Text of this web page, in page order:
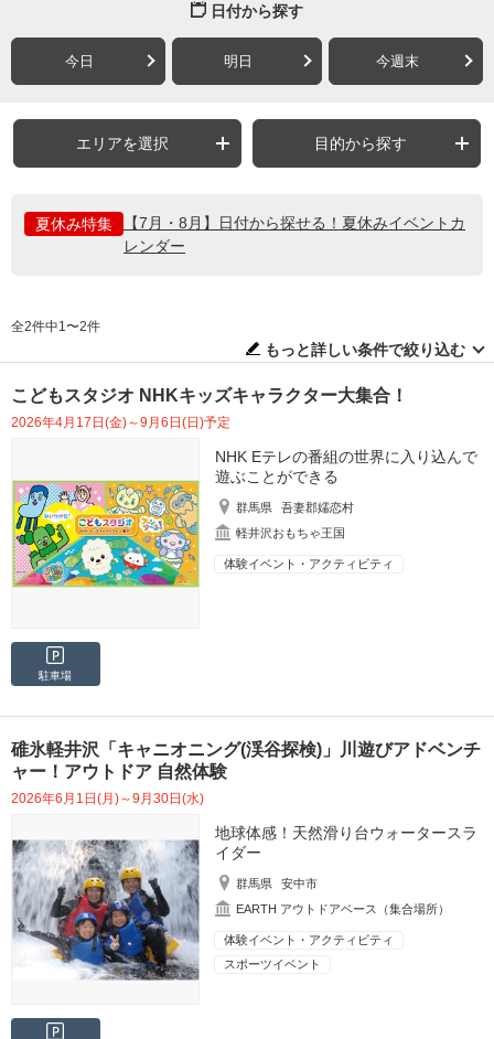
日付から探す
今日 明日 今週末
エリアを選択 目的から探す
夏休み特集
【7月・8月】日付から探せる！夏休みイベントカ
レンダー
全2件中1〜2件
もっと詳しい条件で絞り込む
こどもスタジオ NHKキッズキャラクター大集合！
2026年4月17日(金)～9月6日(日)予定
NHK Eテレの番組の世界に入り込んで
遊ぶことができる
群馬県
吾妻郡嬬恋村
軽井沢おもちゃ王国
体験イベント・アクティビティ
駐車場
碓氷軽井沢「キャニオニング(渓谷探検)」川遊びアドベンチ
ャー！アウトドア 自然体験
2026年6月1日(月)～9月30日(水)
地球体感！天然滑り台ウォータースラ
イダー
群馬県
安中市
EARTH アウトドアベース（集合場所）
体験イベント・アクティビティ
スポーツイベント